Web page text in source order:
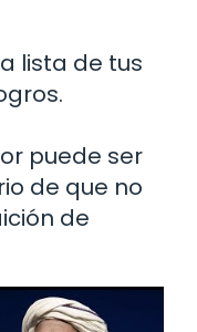
lista de tus
puede ser
de que no
de